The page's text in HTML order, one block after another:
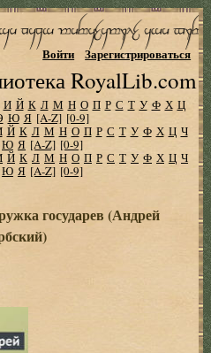
RoyalLib.com
Войти Зарегистрироваться
И Й К Л М Н О П Р С Т У Ф Х Ц
Ю Я [A-Z] [0-9]
Й К Л М Н О П Р С Т У Ф Х Ц Ч
Ю Я [A-Z] [0-9]
Й К Л М Н О П Р С Т У Ф Х Ц Ч
Ю Я [A-Z] [0-9]
государев (Андрей